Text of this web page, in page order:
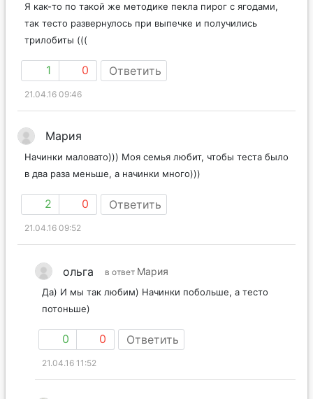
Я как-то по такой же методике пекла пирог с ягодами,
так тесто развернулось при выпечке и получились
трилобиты (((
1 0 Ответить
21.04.16 09:46
Мария
Начинки маловато))) Моя семья любит, чтобы теста было
в два раза меньше, а начинки много)))
2 0 Ответить
21.04.16 09:52
ольга в ответ Мария
Да) И мы так любим) Начинки побольше, а тесто
потоньше)
0 0 Ответить
21.04.16 11:52